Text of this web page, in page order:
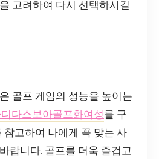
고려하여 다시 선택하시길
골프 게임의 성능을 높이는
다스보아골프화여성를 구
참고하여 나에게 꼭 맞는 사
랍니다. 골프를 더욱 즐겁고